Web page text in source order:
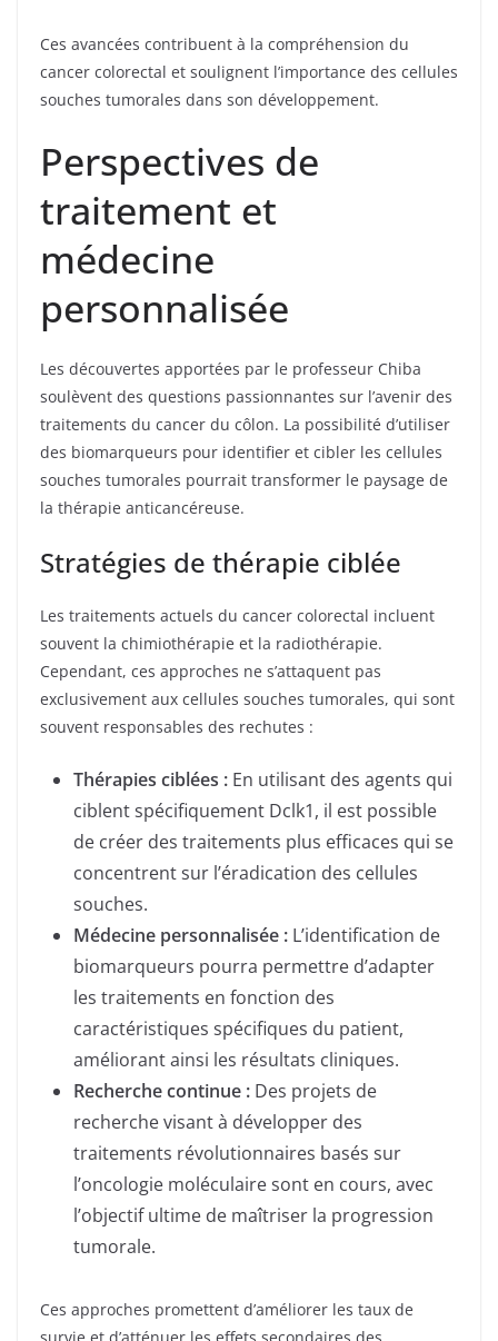
Ces avancées contribuent à la compréhension du
cancer colorectal et soulignent l’importance des cellules
souches tumorales dans son développement.
Perspectives de
traitement et
médecine
personnalisée
Les découvertes apportées par le professeur Chiba
soulèvent des questions passionnantes sur l’avenir des
traitements du cancer du côlon. La possibilité d’utiliser
des biomarqueurs pour identifier et cibler les cellules
souches tumorales pourrait transformer le paysage de
la thérapie anticancéreuse.
Stratégies de thérapie ciblée
Les traitements actuels du cancer colorectal incluent
souvent la chimiothérapie et la radiothérapie.
Cependant, ces approches ne s’attaquent pas
exclusivement aux cellules souches tumorales, qui sont
souvent responsables des rechutes :
Thérapies ciblées : En utilisant des agents qui
ciblent spécifiquement Dclk1, il est possible
de créer des traitements plus efficaces qui se
concentrent sur l’éradication des cellules
souches.
Médecine personnalisée : L’identification de
biomarqueurs pourra permettre d’adapter
les traitements en fonction des
caractéristiques spécifiques du patient,
améliorant ainsi les résultats cliniques.
Recherche continue : Des projets de
recherche visant à développer des
traitements révolutionnaires basés sur
l’oncologie moléculaire sont en cours, avec
l’objectif ultime de maîtriser la progression
tumorale.
Ces approches promettent d’améliorer les taux de
survie et d’atténuer les effets secondaires des